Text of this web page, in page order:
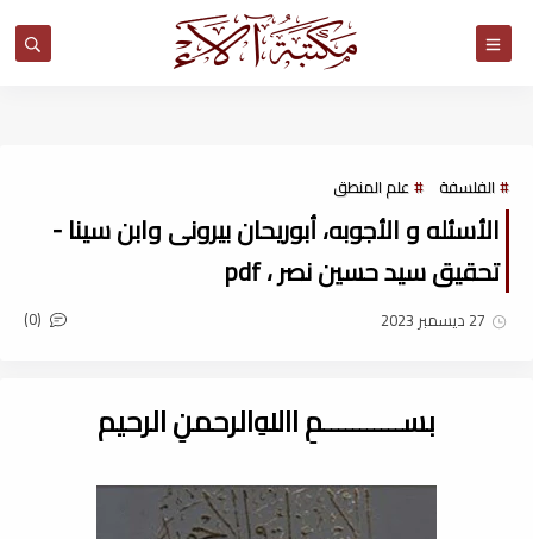
الفلسفة علم المنطق
الأسئله و الأجوبه، أبوریحان بیرونی وابن سینا -
تحقيق سيد حسين نصر ، pdf
27 ديسمبر 2023 (0)
بســـــــــــمِ اﷲِالرحمنِ الرحيم